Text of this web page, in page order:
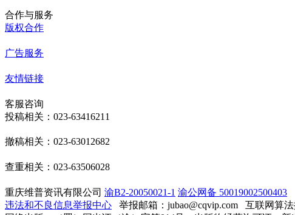
合作与服务
版权合作
广告服务
友情链接
客服咨询
投稿相关：023-63416211
撤稿相关：023-63012682
查重相关：023-63506028
重庆维普资讯有限公司 渝B2-20050021-1 渝公网备 50019002500403
违法和不良信息举报中心 举报邮箱：jubao@cqvip.com 互联网算